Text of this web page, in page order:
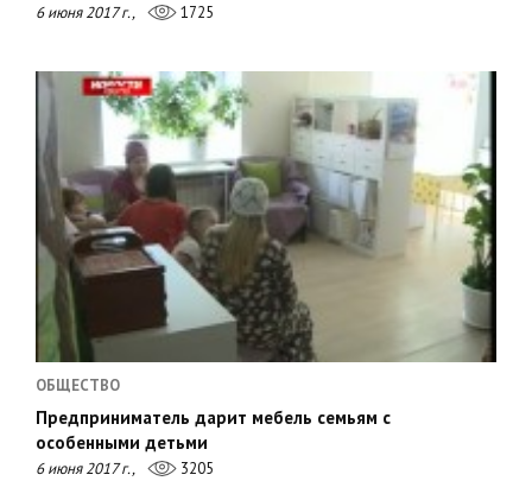
6 июня 2017 г., 1725
ОБЩЕСТВО
Предприниматель дарит мебель семьям с
особенными детьми
6 июня 2017 г., 3205